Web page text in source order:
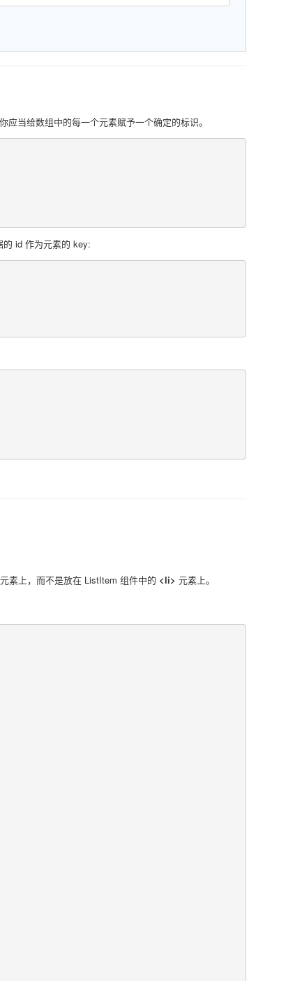
当给数组中的每一个元素赋予一个确定的标识。
id 作为元素的 key:
元素上，而不是放在 ListItem 组件中的 <li> 元素上。